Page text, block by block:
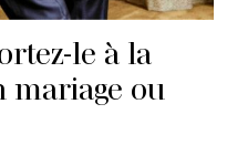
le à la
mariage ou